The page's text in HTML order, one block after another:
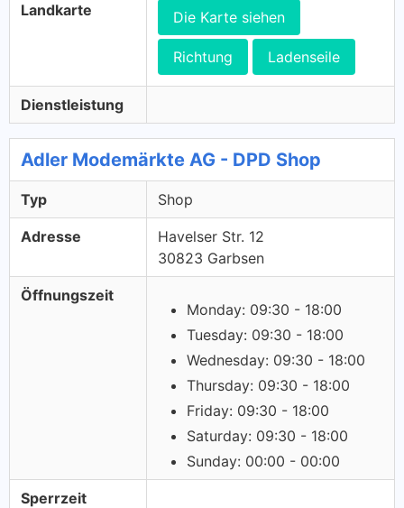
Landkarte Die Karte siehen
Richtung Ladenseile
Dienstleistung
Adler Modemärkte AG - DPD Shop
Typ Shop
Adresse
Havelser Str. 12
30823 Garbsen
Öffnungszeit
Monday: 09:30 - 18:00
Tuesday: 09:30 - 18:00
Wednesday: 09:30 - 18:00
Thursday: 09:30 - 18:00
Friday: 09:30 - 18:00
Saturday: 09:30 - 18:00
Sunday: 00:00 - 00:00
Sperrzeit